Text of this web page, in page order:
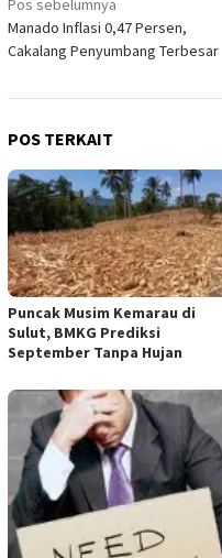
Navigasi
pos
Pos sebelumnya
Manado Inflasi 0,47 Persen,
Cakalang Penyumbang Terbesar
POS TERKAIT
Puncak Musim Kemarau di
Sulut, BMKG Prediksi
September Tanpa Hujan